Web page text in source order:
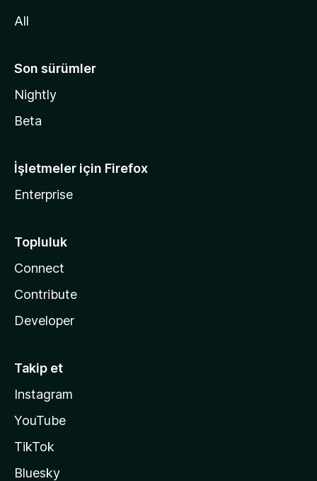
All
Son sürümler
Nightly
Beta
İşletmeler için Firefox
Enterprise
Topluluk
Connect
Contribute
Developer
Takip et
Instagram
YouTube
TikTok
Bluesky